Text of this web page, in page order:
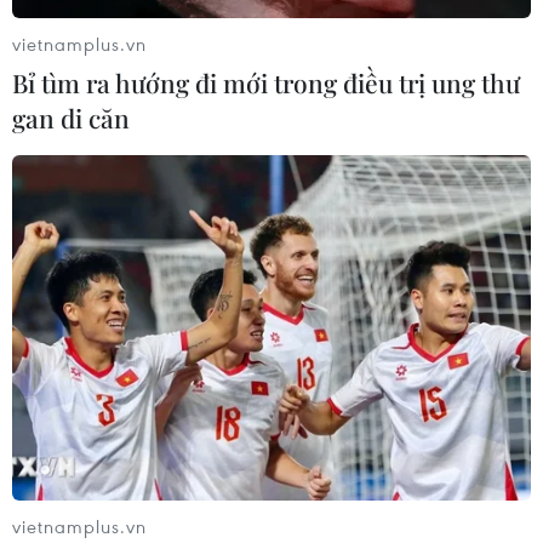
07/08/2026 03:54
Lào Cai khẩn trương tìm kiếm 2
người mất tích do mưa lũ
07/08/2026 03:04
Khẩn trương phân luồng giao thông
sau vụ sạt lở trên tuyến ĐT161 ở Lào
Cai
07/08/2026 02:37
Thời tiết ngày 7/8: Bắc Bộ và Bắc
Trung Bộ giảm mưa về đêm, cục bộ
vietnamplus.vn
Bỉ tìm ra hướng đi mới trong điều trị ung thư
gan di căn
vietnamplus.vn